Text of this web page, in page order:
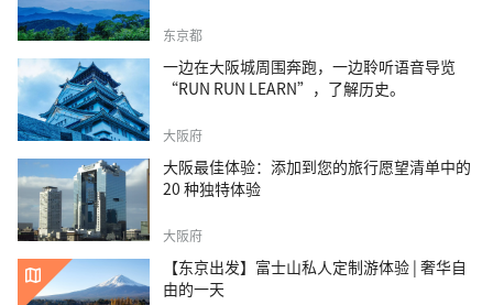
东京都
一边在大阪城周围奔跑，一边聆听语音导览
“RUN RUN LEARN”，了解历史。
大阪府
大阪最佳体验：添加到您的旅行愿望清单中的
20 种独特体验
大阪府
【东京出发】富士山私人定制游体验 | 奢华自
由的一天